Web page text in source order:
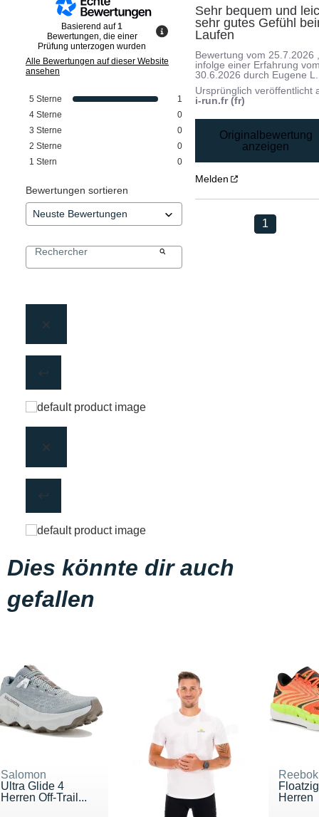
Basierend auf1
Bewertungen, die einer
Prüfung unterzogen wurden
Alle Bewertungen auf dieser Website
ansehen
5 Sterne
1
4 Sterne
0
3 Sterne
0
2 Sterne
0
1 Stern 0
Bewertungen sortieren
Sehr bequem und
sehr gutes Gefühl
Laufen
Bewertung vom 25.7.2026
infolge einer Erfahrung
30.6.2026 durch Eugene L.
Ursprünglich veröffentlicht
i-run.fr (fr)
Originalbewertung
anzeigen
Melden
1
Dies könnte dir auch
gefallen
Salomon
Ultra Glide 4
Herren Off-Trail...
Reebok
Herren